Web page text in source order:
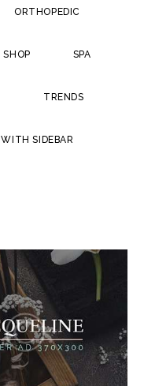
ORTHOPEDIC
SHOP SPA
TRENDS
WITH SIDEBAR